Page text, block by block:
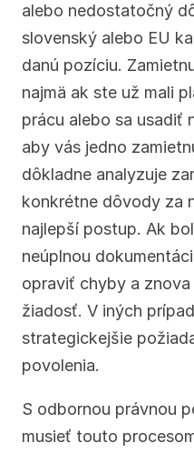
alebo nedostatočný
slovenský alebo EU
danú pozíciu.
najmä ak ste už mali
prácu alebo sa usadiť
aby vás jedno
dôkladne analyzuje
konkrétne dôvody za
najlepší postup. Ak
neúplnou
opraviť chyby a
žiadosť. V iných
strategickejšie
povolenia.
S odbornou právnou
musieť touto